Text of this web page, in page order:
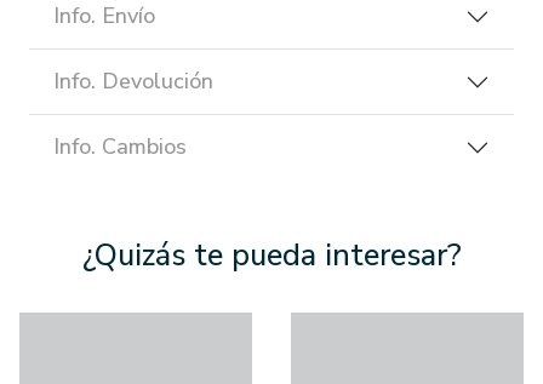
Info. Envío
Info. Devolución
Info. Cambios
¿Quizás te pueda interesar?